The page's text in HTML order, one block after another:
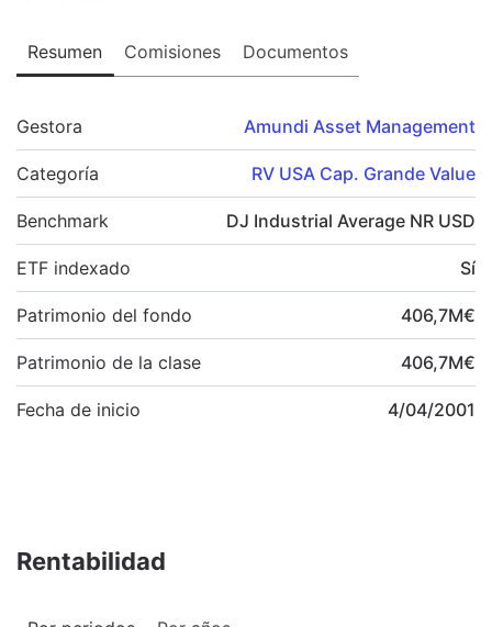
Resumen Comisiones Documentos
Gestora Amundi Asset Management
Categoría RV USA Cap. Grande Value
Benchmark DJ Industrial Average NR USD
ETF indexado Sí
Patrimonio del fondo 406,7M€
Patrimonio de la clase 406,7M€
Fecha de inicio 4/04/2001
Rentabilidad